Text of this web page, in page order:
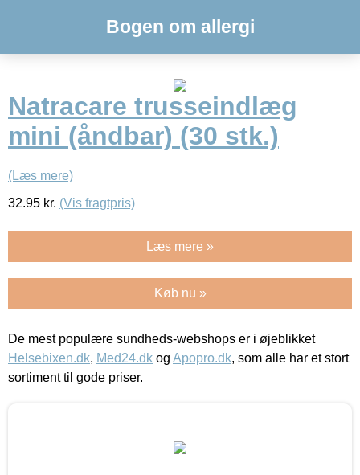
Bogen om allergi
Natracare trusseindlæg
mini (åndbar) (30 stk.)
(Læs mere)
32.95 kr. (Vis fragtpris)
Læs mere »
Køb nu »
De mest populære sundheds-webshops er i øjeblikket
Helsebixen.dk, Med24.dk og Apopro.dk, som alle har et stort
sortiment til gode priser.